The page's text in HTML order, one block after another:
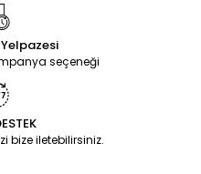
seçeneği
bize iletebilirsiniz.